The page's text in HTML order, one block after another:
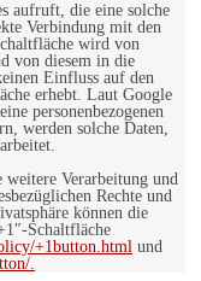
aufruft, die eine solche
Verbindung mit den
wird von
von diesem in die
Einfluss auf den
erhebt. Laut Google
personenbezogenen
werden solche Daten,
Verarbeitung und
Rechte und
können die
Schaltfläche
+1button.html und
.